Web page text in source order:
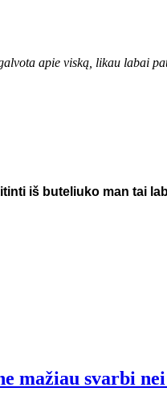
apie viską, likau labai
iš buteliuko man tai
mažiau svarbi